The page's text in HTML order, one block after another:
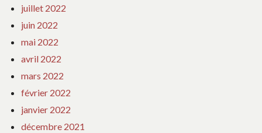
juillet 2022
juin 2022
mai 2022
avril 2022
mars 2022
février 2022
janvier 2022
décembre 2021